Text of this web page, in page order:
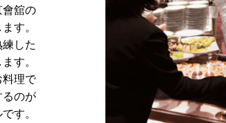
舘の
す。
した
す。
理で
のが
す。